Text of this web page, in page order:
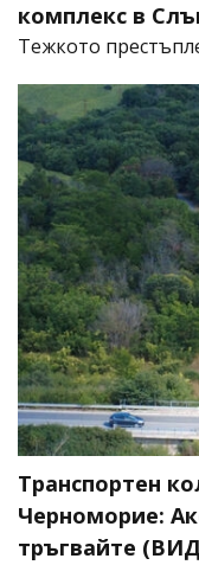
комплекс в
​Тежкото
Транспортен
Черноморие:
тръгвайте